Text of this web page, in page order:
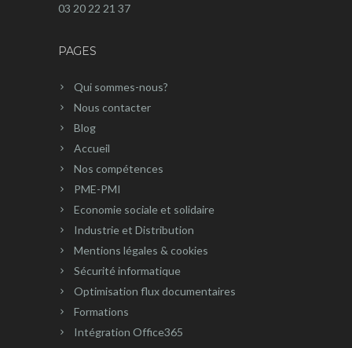
03 20 22 21 37
PAGES
Qui sommes-nous?
Nous contacter
Blog
Accueil
Nos compétences
PME-PMI
Economie sociale et solidaire
Industrie et Distribution
Mentions légales & cookies
Sécurité informatique
Optimisation flux documentaires
Formations
Intégration Office365